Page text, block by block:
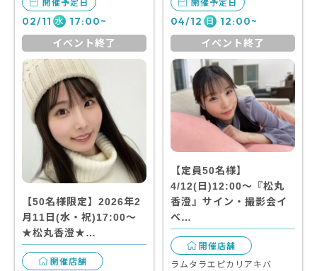
開催予定日
02/11 水 17:00~
イベント終了
【50名様限定】2026年2
月11日(水・祝)17:00～
★松丸香澄★…
開催店舗
開催予定日
04/12 日 12:00~
イベント終了
【定員50名様】
4/12(日)12:00～『松丸
香澄』サイン・撮影会イ
ベ…
開催店舗
ラムタラエピカリアキバ